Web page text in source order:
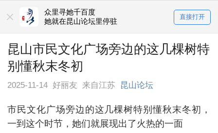
众里寻她千百度
她就在昆山论坛里停驻
直接打开
昆山市民文化广场旁边的这几棵树特
别懂秋末冬初
2025-11-14 好丽友 来自江苏 昆山论坛
市民文化广场旁边的这几棵树特别懂秋末冬初，
一到这个时节，她们就展现出了火热的一面